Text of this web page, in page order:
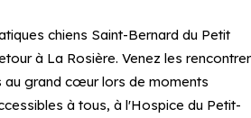
chiens Saint-Bernard du Petit
à La Rosière. Venez les rencontrer
grand cœur lors de moments
à tous, à l'Hospice du Petit-